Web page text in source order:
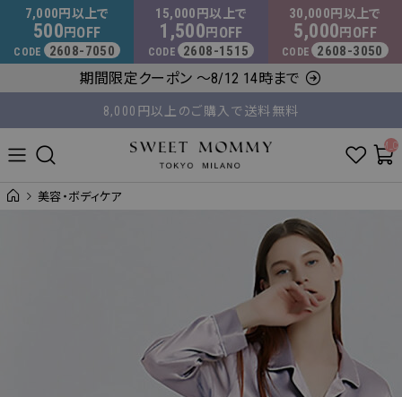
マタニティウェア・授乳服のスウィートマミー
7,000 円以上で
500 円 OFF
CODE 2608-7050
15,000 円以上で
1,500 円 OFF
CODE 2608-1515
30,000 円以上で
5,000 円 OFF
CODE 2608-3050
期間限定クーポン ～8/12 14時まで
平日14時 / 土日祝12時まで のご注文で当日出荷！
8,000円以上のご購入で送料無料
美容・ボディケア